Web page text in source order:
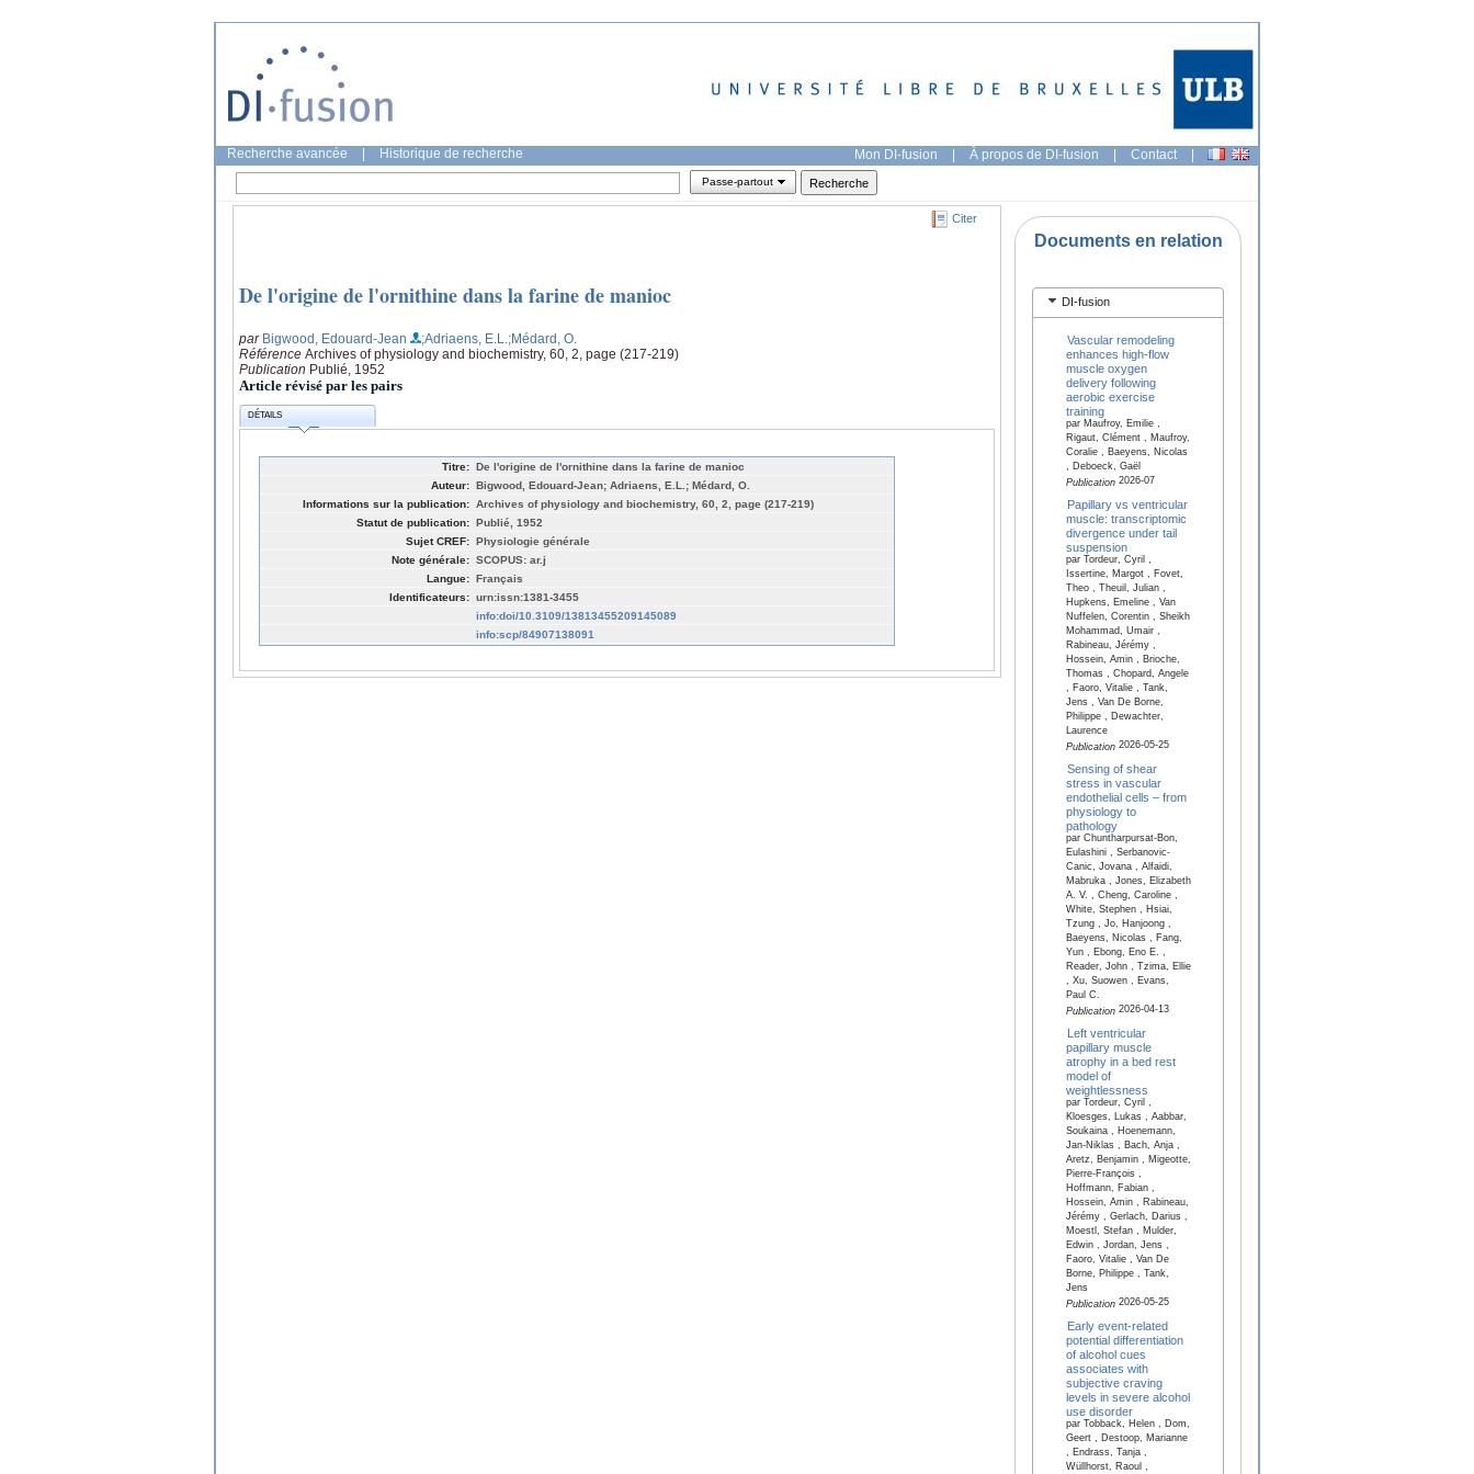
Recherche avancée Historique de recherche Mon DI-fusion | À propos de DI-fusion | Contact |
Passe-partout
Citer
De l'origine de l'ornithine dans la farine de manioc
par Bigwood, Edouard-Jean ;Adriaens, E.L. ;Médard, O.
Référence Archives of physiology and biochemistry, 60, 2, page (217-219)
Publication Publié, 1952
Article révisé par les pairs
DÉTAILS
Titre: De l'origine de l'ornithine dans la farine de manioc
Auteur: Bigwood, Edouard-Jean; Adriaens, E.L.; Médard, O.
Informations sur la publication: Archives of physiology and biochemistry, 60, 2, page (217-219)
Statut de publication: Publié, 1952
Sujet CREF: Physiologie générale
Note générale: SCOPUS: ar.j
Langue: Français
Identificateurs: urn:issn:1381-3455
info:doi/10.3109/13813455209145089
info:scp/84907138091
Documents en relation
DI-fusion
Vascular remodeling
enhances high-flow
muscle oxygen
delivery following
aerobic exercise
training
par Maufroy, Emilie ,
Rigaut, Clément , Maufroy,
Coralie , Baeyens, Nicolas
, Deboeck, Gaël
Publication2026-07
Papillary vs ventricular
muscle: transcriptomic
divergence under tail
suspension
par Tordeur, Cyril ,
Issertine, Margot , Fovet,
Theo , Theuil, Julian ,
Hupkens, Emeline , Van
Nuffelen, Corentin , Sheikh
Mohammad, Umair ,
Rabineau, Jérémy ,
Hossein, Amin , Brioche,
Thomas , Chopard, Angele
, Faoro, Vitalie , Tank,
Jens , Van De Borne,
Philippe , Dewachter,
Laurence
Publication2026-05-25
Sensing of shear
stress in vascular
endothelial cells – from
physiology to
pathology
par Chuntharpursat-Bon,
Eulashini , Serbanovic-
Canic, Jovana , Alfaidi,
Mabruka , Jones, Elizabeth
A. V. , Cheng, Caroline ,
White, Stephen , Hsiai,
Tzung , Jo, Hanjoong ,
Baeyens, Nicolas , Fang,
Yun , Ebong, Eno E. ,
Reader, John , Tzima, Ellie
, Xu, Suowen , Evans,
Paul C.
Publication2026-04-13
Left ventricular
papillary muscle
atrophy in a bed rest
model of
weightlessness
par Tordeur, Cyril ,
Kloesges, Lukas , Aabbar,
Soukaina , Hoenemann,
Jan-Niklas , Bach, Anja ,
Aretz, Benjamin , Migeotte,
Pierre-François ,
Hoffmann, Fabian ,
Hossein, Amin , Rabineau,
Jérémy , Gerlach, Darius ,
Moestl, Stefan , Mulder,
Edwin , Jordan, Jens ,
Faoro, Vitalie , Van De
Borne, Philippe , Tank,
Jens
Publication2026-05-25
Early event-related
potential differentiation
of alcohol cues
associates with
subjective craving
levels in severe alcohol
use disorder
par Tobback, Helen , Dom,
Geert , Destoop, Marianne
, Endrass, Tanja ,
Wüllhorst, Raoul ,